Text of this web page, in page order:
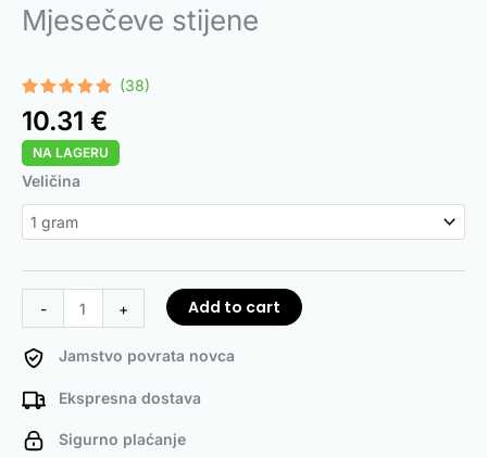
Mjesečeve stijene
Rated 4.95
out of 5
based on
38
customer
ratings
(38)
10.31 €
NA LAGERU
Veličina
-
Moon
Rocks
quantity
+ Add to cart
Jamstvo povrata novca
Ekspresna dostava
Sigurno plaćanje